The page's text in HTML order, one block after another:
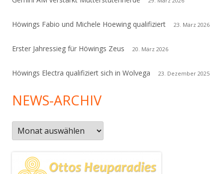
Höwings Fabio und Michele Hoewing qualifiziert 23. März 2026
Erster Jahressieg für Höwings Zeus 20. März 2026
Höwings Electra qualifiziert sich in Wolvega 23. Dezember 2025
NEWS-ARCHIV
News-
Archiv